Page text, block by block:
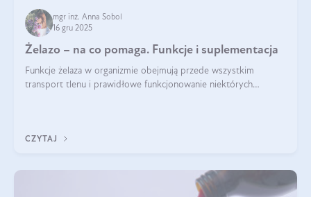
mgr inż. Anna Sobol
16 gru 2025
Żelazo – na co pomaga. Funkcje i suplementacja
Funkcje żelaza w organizmie obejmują przede wszystkim
transport tlenu i prawidłowe funkcjonowanie niektórych
CZYTAJ